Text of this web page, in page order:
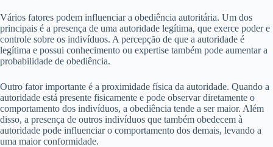
Vários fatores podem influenciar a obediência autoritária. Um dos
principais é a presença de uma autoridade legítima, que exerce poder e
controle sobre os indivíduos. A percepção de que a autoridade é
legítima e possui conhecimento ou expertise também pode aumentar a
probabilidade de obediência.
Outro fator importante é a proximidade física da autoridade. Quando a
autoridade está presente fisicamente e pode observar diretamente o
comportamento dos indivíduos, a obediência tende a ser maior. Além
disso, a presença de outros indivíduos que também obedecem à
autoridade pode influenciar o comportamento dos demais, levando a
uma maior conformidade.